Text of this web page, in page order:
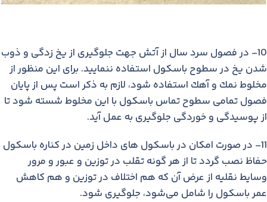
10- در فصول سرد سال از آتش جهت جلوگیری از یخ زدگی و ذوب
شدن یخ در سطوح باسكول استفاده ننمایید. برای این منظور از
مخلوط نمك و آهك استفاده شود، لازم به ذكر است پس از پایان
فصول تمامی سطوح تماس باسكول با این مخلوط شسته شود تا
از پوسیدگی و خوردگی جلوگیری به عمل آید.
11- در صورت امكان در باسكول های داخل زمین در كناره باسكول
حفاظ نصب گردد تا از هر گونه تقلب در توزین و عبور و مرور
وسایط نقلیه از عرض آن كه هم اختلاف در توزین و هم كاهش
عمر باسكول را شامل می‌شود، جلوگیری شود.